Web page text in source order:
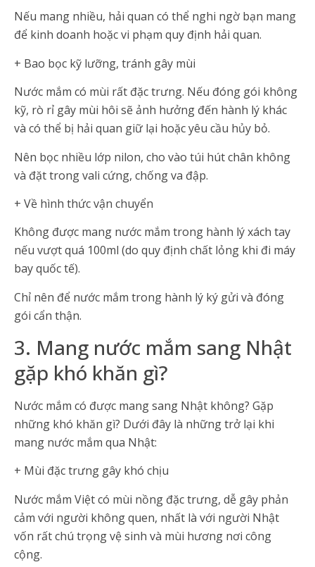
Nếu mang nhiều, hải quan có thể nghi ngờ bạn mang
để kinh doanh hoặc vi phạm quy định hải quan.
+ Bao bọc kỹ lưỡng, tránh gây mùi
Nước mắm có mùi rất đặc trưng. Nếu đóng gói không
kỹ, rò rỉ gây mùi hôi sẽ ảnh hưởng đến hành lý khác
và có thể bị hải quan giữ lại hoặc yêu cầu hủy bỏ.
Nên bọc nhiều lớp nilon, cho vào túi hút chân không
và đặt trong vali cứng, chống va đập.
+ Về hình thức vận chuyển
Không được mang nước mắm trong hành lý xách tay
nếu vượt quá 100ml (do quy định chất lỏng khi đi máy
bay quốc tế).
Chỉ nên để nước mắm trong hành lý ký gửi và đóng
gói cẩn thận.
3. Mang nước mắm sang Nhật
gặp khó khăn gì?
Nước mắm có được mang sang Nhật không? Gặp
những khó khăn gì? Dưới đây là những trở lại khi
mang nước mắm qua Nhật:
+ Mùi đặc trưng gây khó chịu
Nước mắm Việt có mùi nồng đặc trưng, dễ gây phản
cảm với người không quen, nhất là với người Nhật
vốn rất chú trọng vệ sinh và mùi hương nơi công
cộng.